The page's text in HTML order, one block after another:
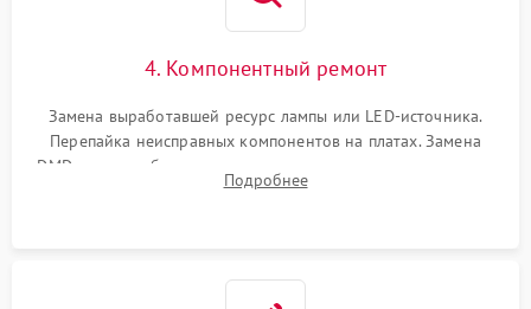
4. Компонентный ремонт
Замена выработавшей ресурс лампы или LED-источника.
Перепайка неисправных компонентов на платах. Замена
DMD-чипа при битых пикселях, установка нового цветового
колеса или восстановление сгоревших поляризационных
Подробнее